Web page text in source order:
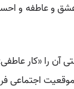
عاطفه و
«کار
اجتماعی